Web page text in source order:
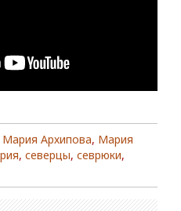
Мария Архипова, Мария
, северцы, севрюки,